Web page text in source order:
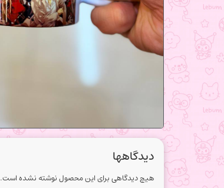
دیدگاهها
هیچ دیدگاهی برای این محصول نوشته نشده است.